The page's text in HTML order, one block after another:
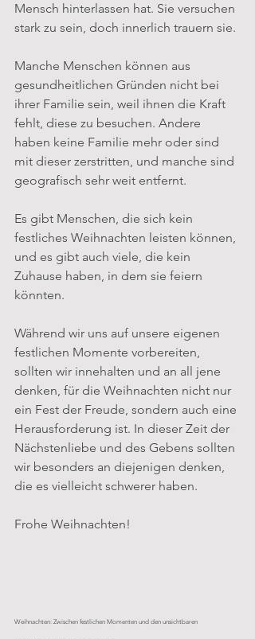
Mensch hinterlassen hat. Sie versuchen
stark zu sein, doch innerlich trauern sie.
Manche Menschen können aus
gesundheitlichen Gründen nicht bei
ihrer Familie sein, weil ihnen die Kraft
fehlt, diese zu besuchen. Andere
haben keine Familie mehr oder sind
mit dieser zerstritten, und manche sind
geografisch sehr weit entfernt.
Es gibt Menschen, die sich kein
festliches Weihnachten leisten können,
und es gibt auch viele, die kein
Zuhause haben, in dem sie feiern
könnten.
Während wir uns auf unsere eigenen
festlichen Momente vorbereiten,
sollten wir innehalten und an all jene
denken, für die Weihnachten nicht nur
ein Fest der Freude, sondern auch eine
Herausforderung ist. In dieser Zeit der
Nächstenliebe und des Gebens sollten
wir besonders an diejenigen denken,
die es vielleicht schwerer haben.
Frohe Weihnachten!
Weihnachten: Zwischen festlichen Momenten und den unsichtbaren